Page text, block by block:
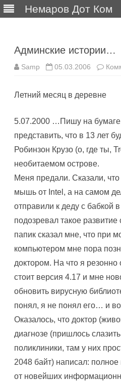
Немаров Дот Ком
Админские истории…
Samp 05.03.2006
Летний месяц в деревне
5.07.2000 …Пишу на
представить, что в 13 лет
Робинзон Крузо (о, где ты,
необитаемом острове.
Меня предали. Сказали,
мышь от Intel, а на самом
отправили к деду с
подозревал такое
папик сказал мне, что при
компьютером мне пора
доктором. Hа что я резонно
стоит версия 4.17 и мне
обновить вирусную
понял, я не понял его… и
Оказалось, что доктор
диагнозе (пришлось
поликлиники, там у них
2048 байт) написал:
от новейших